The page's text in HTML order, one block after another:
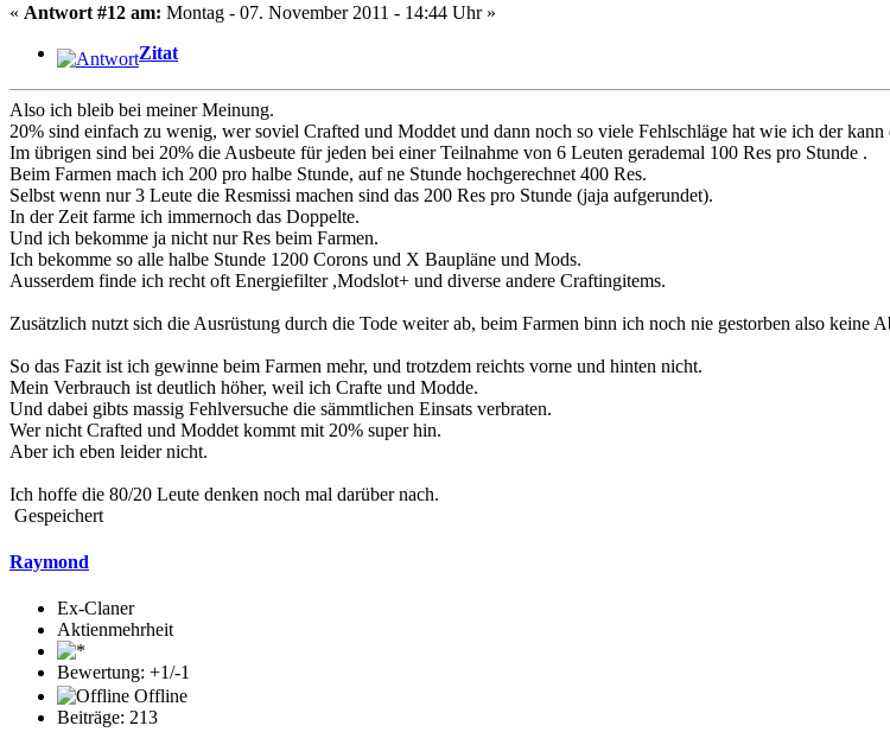
« Antwort #12 am: Montag - 07. November 2011 - 14:44 Uhr »
Zitat
Also ich bleib bei meiner Meinung.
20% sind einfach zu wenig, wer soviel Crafted und Moddet und dann noch so viele Fehlschläge hat wie ich der kann
Im übrigen sind bei 20% die Ausbeute für jeden bei einer Teilnahme von 6 Leuten gerademal 100 Res pro Stunde .
Beim Farmen mach ich 200 pro halbe Stunde, auf ne Stunde hochgerechnet 400 Res.
Selbst wenn nur 3 Leute die Resmissi machen sind das 200 Res pro Stunde (jaja aufgerundet).
In der Zeit farme ich immernoch das Doppelte.
Und ich bekomme ja nicht nur Res beim Farmen.
Ich bekomme so alle halbe Stunde 1200 Corons und X Baupläne und Mods.
Ausserdem finde ich recht oft Energiefilter ,Modslot+ und diverse andere Craftingitems.
Zusätzlich nutzt sich die Ausrüstung durch die Tode weiter ab, beim Farmen binn ich noch nie gestorben also keine
So das Fazit ist ich gewinne beim Farmen mehr, und trotzdem reichts vorne und hinten nicht.
Mein Verbrauch ist deutlich höher, weil ich Crafte und Modde.
Und dabei gibts massig Fehlversuche die sämmtlichen Einsats verbraten.
Wer nicht Crafted und Moddet kommt mit 20% super hin.
Aber ich eben leider nicht.
Ich hoffe die 80/20 Leute denken noch mal darüber nach.
Gespeichert
Raymond
Ex-Claner
Aktienmehrheit
Bewertung: +1/-1
Offline
Beiträge: 213